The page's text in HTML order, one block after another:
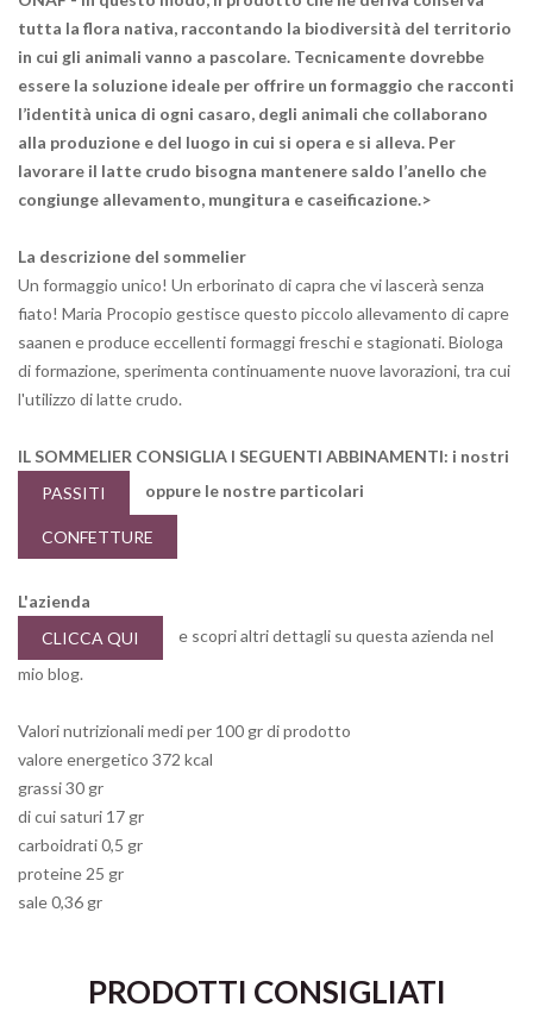
tutta la flora nativa, raccontando la biodiversità del territorio
in cui gli animali vanno a pascolare. Tecnicamente dovrebbe
essere la soluzione ideale per offrire un formaggio che racconti
l’identità unica di ogni casaro, degli animali che collaborano
alla produzione e del luogo in cui si opera e si alleva. Per
lavorare il latte crudo bisogna mantenere saldo l’anello che
congiunge allevamento, mungitura e caseificazione.>
La descrizione del sommelier
Un formaggio unico! Un erborinato di capra che vi lascerà senza
fiato! Maria Procopio gestisce questo piccolo allevamento di capre
saanen e produce eccellenti formaggi freschi e stagionati. Biologa
di formazione, sperimenta continuamente nuove lavorazioni, tra cui
l'utilizzo di latte crudo.
IL SOMMELIER CONSIGLIA I SEGUENTI ABBINAMENTI: i nostri
PASSITI
oppure le nostre particolari
CONFETTURE
L'azienda
CLICCA QUI
e scopri altri dettagli su questa azienda nel
mio blog.
Valori nutrizionali medi per 100 gr di prodotto
valore energetico 372 kcal
grassi 30 gr
di cui saturi 17 gr
carboidrati 0,5 gr
proteine 25 gr
sale 0,36 gr
PRODOTTI CONSIGLIATI